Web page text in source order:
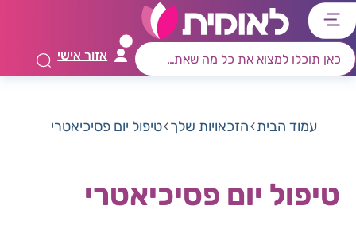
דלג
לתפריט
ראשי
דלג
לרכיב
חיפוש
דלג
לתוכן
מרכזי
דלג
לאזור
קישורים
אזור אישי
עמוד הבית הזכאויות שלך טיפול יום פסיכיאטרי
טיפול יום פסיכיאטרי